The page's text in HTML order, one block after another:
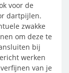
voor de
dartpijlen.
zwakke
om deze te
bij
werken
van je